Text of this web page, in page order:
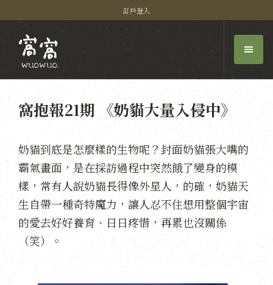
訂戶登入
窩抱報21期 《奶貓大量入侵中》
奶貓到底是怎麼樣的生物呢？封面奶貓張大嘴的
霸氣畫面，是在採訪過程中突然餓了變身的模
樣，常有人說奶貓長得像外星人，的確，奶貓天
生自帶一種奇特魔力，讓人忍不住想用整個宇宙
的愛去好好養育、日日疼惜，再累也沒關係
（笑）。